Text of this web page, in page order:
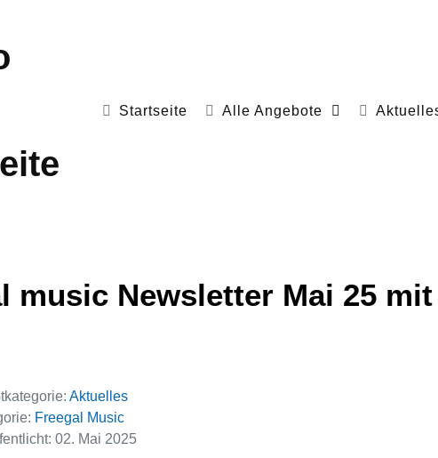
Startseite Alle Angebote
music Newsletter Mai 25
Aktuelles
Freegal Music
02. Mai 2025